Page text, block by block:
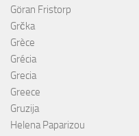
Göran Fristorp
Grčka
Grèce
Grécia
Grecia
Greece
Gruzija
Helena Paparizou